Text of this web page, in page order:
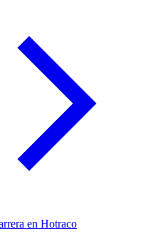
en Hotraco